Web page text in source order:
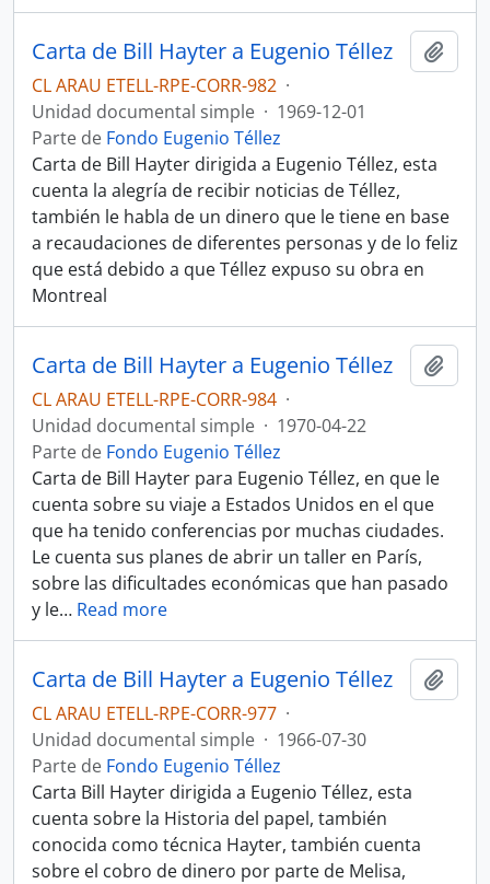
Carta de Bill Hayter a Eugenio Téllez
CL ARAU ETELL-RPE-CORR-982 ·
Unidad documental simple · 1969-12-01
Parte de Fondo Eugenio Téllez
Carta de Bill Hayter dirigida a Eugenio Téllez, esta
cuenta la alegría de recibir noticias de Téllez,
también le habla de un dinero que le tiene en base
a recaudaciones de diferentes personas y de lo feliz
que está debido a que Téllez expuso su obra en
Montreal
Carta de Bill Hayter a Eugenio Téllez
CL ARAU ETELL-RPE-CORR-984 ·
Unidad documental simple · 1970-04-22
Parte de Fondo Eugenio Téllez
Carta de Bill Hayter para Eugenio Téllez, en que le
cuenta sobre su viaje a Estados Unidos en el que
que ha tenido conferencias por muchas ciudades.
Le cuenta sus planes de abrir un taller en París,
sobre las dificultades económicas que han pasado
y le… Read more
Carta de Bill Hayter a Eugenio Téllez
CL ARAU ETELL-RPE-CORR-977 ·
Unidad documental simple · 1966-07-30
Parte de Fondo Eugenio Téllez
Carta Bill Hayter dirigida a Eugenio Téllez, esta
cuenta sobre la Historia del papel, también
conocida como técnica Hayter, también cuenta
sobre el cobro de dinero por parte de Melisa,